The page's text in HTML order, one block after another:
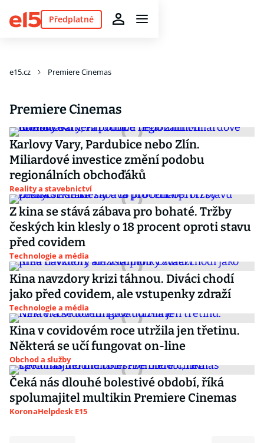
Předplatné
e15.cz Premiere Cinemas
Premiere Cinemas
Karlovy Vary, Pardubice nebo Zlín.
Miliardové investice změní podobu
regionálních obchoďáků
Reality a stavebnictví
Z kina se stává zábava pro bohaté. Tržby
českých kin klesly o 18 procent oproti stavu
před covidem
Technologie a média
Kina navzdory krizi táhnou. Diváci chodí
jako před covidem, ale vstupenky zdraží
Technologie a média
Kina v covidovém roce utržila jen třetinu.
Některá se učí fungovat on-line
Obchod a služby
Čeká nás dlouhé bolestivé období, říká
spolumajitel multikin Premiere Cinemas
KoronaHelpdesk E15